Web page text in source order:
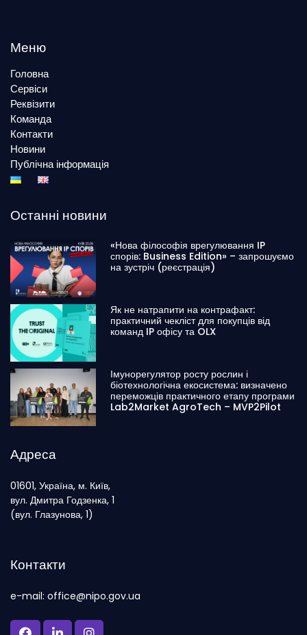
Меню
Головна
Сервіси
Реквізити
Команда
Контакти
Новини
Публічна інформація
Останні новини
«Нова філософія врегулювання IP
спорів: Business Edition» – запрошуємо
на зустріч (реєстрація)
Як не натрапити на контрафакт:
практичний чекліст для покупців від
команд IP офісу та OLX
Імунорегулятор росту рослин і
біотехнологічна екосистема: визначено
переможців практичного етапу програми
Lab2Market AgroTech – MVP2Pilot
Адреса
01601, Україна, м. Київ,
вул. Дмитра Годзенка, 1
(вул. Глазунова, 1)
Контакти
e-mail: office@nipo.gov.ua